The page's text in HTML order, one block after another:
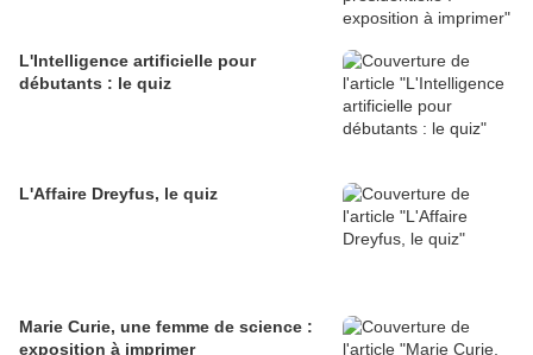
L'Intelligence artificielle pour
débutants : le quiz
L'Affaire Dreyfus, le quiz
Marie Curie, une femme de science :
exposition à imprimer